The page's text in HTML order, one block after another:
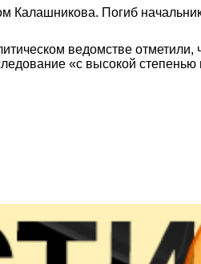
Калашникова. Погиб
ведомстве отметили,
«с высокой степенью